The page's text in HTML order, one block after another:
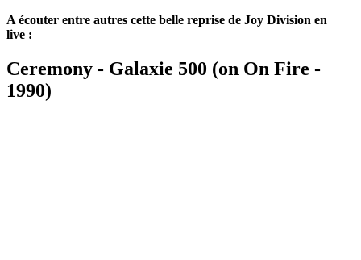
A écouter entre autres cette belle reprise de Joy Division en
live :
Ceremony - Galaxie 500 (on On Fire -
1990)